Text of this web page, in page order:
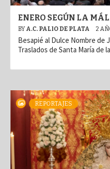
ENERO SEGÚN LA
BY A.C. PALIO DE PLATA 2
Besapié al Dulce Nombre de
Traslados de Santa María de la
REPORTAJES